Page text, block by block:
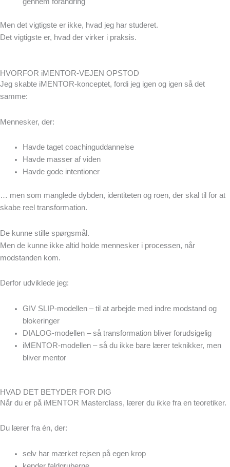
Men det vigtigste er ikke, hvad jeg har studeret.
Det vigtigste er, hvad der virker i praksis.
HVORFOR iMENTOR-VEJEN OPSTOD
Jeg skabte iMENTOR-konceptet, fordi jeg igen og igen så det
samme:
Mennesker, der:
Havde taget coachinguddannelse
Havde masser af viden
Havde gode intentioner
… men som manglede dybden, identiteten og roen, der skal til for at
skabe reel transformation.
De kunne stille spørgsmål.
Men de kunne ikke altid holde mennesker i processen, når
modstanden kom.
Derfor udviklede jeg:
GIV SLIP-modellen – til at arbejde med indre modstand og
blokeringer
DIALOG-modellen – så transformation bliver forudsigelig
iMENTOR-modellen – så du ikke bare lærer teknikker, men
bliver mentor
HVAD DET BETYDER FOR DIG
Når du er på iMENTOR Masterclass, lærer du ikke fra en teoretiker.
Du lærer fra én, der:
selv har mærket rejsen på egen krop